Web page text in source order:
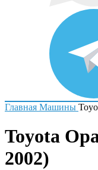
Главная Машины
Toyota
2002)